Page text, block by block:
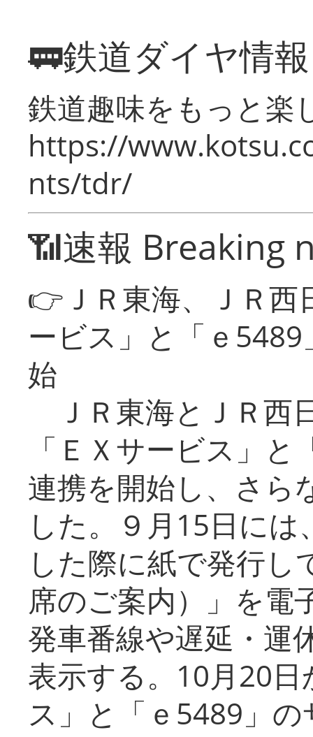
🚃鉄道ダイヤ情
鉄道趣味をもっと楽
https://
nts/tdr/
📶速報 Breaking
👉ＪＲ東海、ＪＲ
ービス」と「ｅ
始
ＪＲ東海とＪＲ西
「ＥＸサービス」
連携を開始し、さら
した。９月15日に
した際に紙で発行し
席のご案内）」を電
発車番線や遅延・運
表示する。10月20
ス」と「ｅ5489」